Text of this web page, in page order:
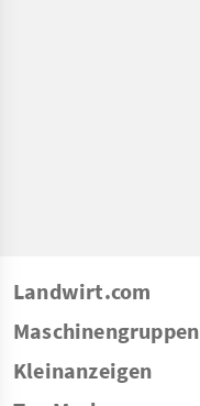
Landwirt.com
Maschinengruppen
Kleinanzeigen